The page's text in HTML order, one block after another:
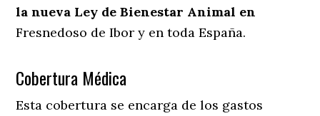
la nueva Ley de Bienestar Animal en
Fresnedoso de Ibor y en toda España.
Cobertura Médica
Esta cobertura se encarga de los gastos